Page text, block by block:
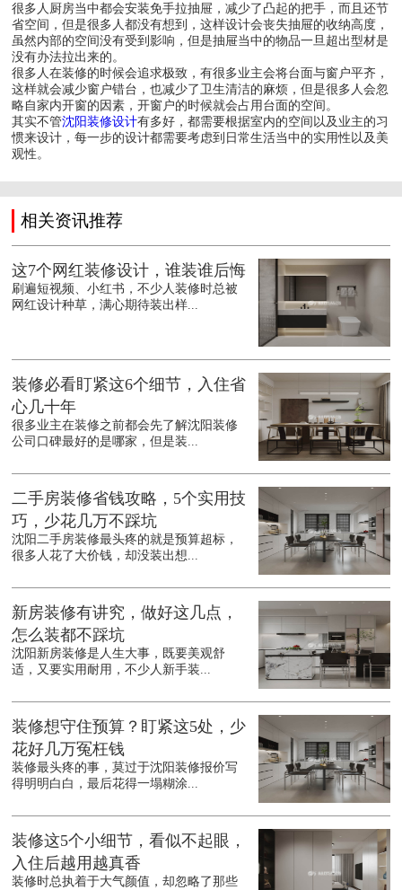
很多人厨房当中都会安装免手拉抽屉，减少了凸起的把手，而且还节
省空间，但是很多人都没有想到，这样设计会丧失抽屉的收纳高度，
虽然内部的空间没有受到影响，但是抽屉当中的物品一旦超出型材是
没有办法拉出来的。
很多人在装修的时候会追求极致，有很多业主会将台面与窗户平齐，
这样就会减少窗户错台，也减少了卫生清洁的麻烦，但是很多人会忽
略自家内开窗的因素，开窗户的时候就会占用台面的空间。
其实不管沈阳装修设计有多好，都需要根据室内的空间以及业主的习
惯来设计，每一步的设计都需要考虑到日常生活当中的实用性以及美
观性。
相关资讯推荐
这7个网红装修设计，谁装谁后悔
刷遍短视频、小红书，不少人装修时总被
网红设计种草，满心期待装出样...
装修必看盯紧这6个细节，入住省
心几十年
很多业主在装修之前都会先了解沈阳装修
公司口碑最好的是哪家，但是装...
二手房装修省钱攻略，5个实用技
巧，少花几万不踩坑
沈阳二手房装修最头疼的就是预算超标，
很多人花了大价钱，却没装出想...
新房装修有讲究，做好这几点，
怎么装都不踩坑
沈阳新房装修是人生大事，既要美观舒
适，又要实用耐用，不少人新手装...
装修想守住预算？盯紧这5处，少
花好几万冤枉钱
装修最头疼的事，莫过于沈阳装修报价写
得明明白白，最后花得一塌糊涂...
装修这5个小细节，看似不起眼，
入住后越用越真香
装修时总执着于大气颜值，却忽略了那些